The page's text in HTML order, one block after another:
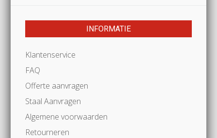
INFORMATIE
Klantenservice
FAQ
Offerte aanvragen
Staal Aanvragen
Algemene voorwaarden
Retourneren